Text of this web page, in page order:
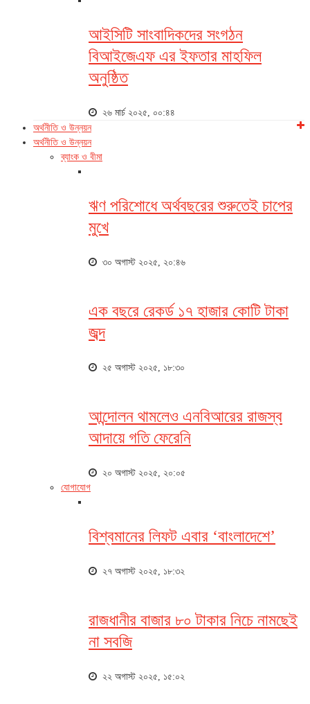
আইসিটি সাংবাদিকদের সংগঠন
বিআইজেএফ এর ইফতার মাহফিল
অনুষ্ঠিত
২৬ মার্চ ২০২৫, ০০:৪৪
অর্থনীতি ও উন্নয়ন
অর্থনীতি ও উন্নয়ন
ব্যাংক ও বীমা
ঋণ পরিশোধে অর্থবছরের শুরুতেই চাপের
মুখে
৩০ অগাস্ট ২০২৫, ২০:৪৬
এক বছরে রেকর্ড ১৭ হাজার কোটি টাকা
জব্দ
২৫ অগাস্ট ২০২৫, ১৮:৩০
আন্দোলন থামলেও এনবিআরের রাজস্ব
আদায়ে গতি ফেরেনি
২০ অগাস্ট ২০২৫, ২০:০৫
যোগাযোগ
বিশ্বমানের লিফট এবার ‘বাংলাদেশে’
২৭ অগাস্ট ২০২৫, ১৮:৩২
রাজধানীর বাজার ৮০ টাকার নিচে নামছেই
না সবজি
২২ অগাস্ট ২০২৫, ১৫:০২